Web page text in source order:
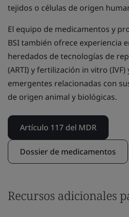
tejidos o células de origen
El equipo de medicamentos y
BSI también ofrece experiencia
heredados de tecnologías de
(ARTI) y fertilización in vitro
emergentes relacionadas con
de origen animal y biológicas.
Artículo 117 del MDR
Dossier de medicamentos
Recursos adicionales